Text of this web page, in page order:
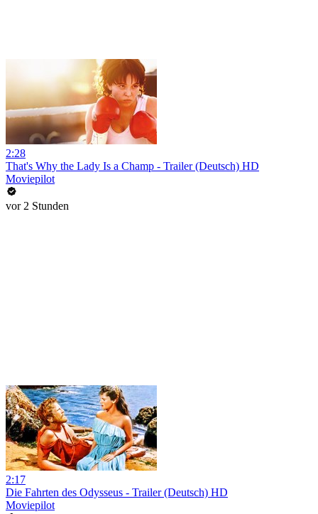
2:28
That's Why the Lady Is a Champ - Trailer (Deutsch) HD
Moviepilot
vor 2 Stunden
2:17
Die Fahrten des Odysseus - Trailer (Deutsch) HD
Moviepilot